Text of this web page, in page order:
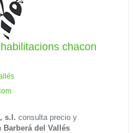
chacon
s.l. consulta precio y
Barberá del Vallés